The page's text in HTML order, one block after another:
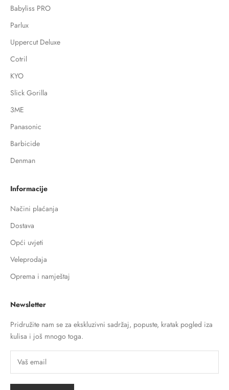
Babyliss PRO
Parlux
Uppercut Deluxe
Cotril
KYO
Slick Gorilla
3ME
Panasonic
Barbicide
Denman
Informacije
Načini plaćanja
Dostava
Opći uvjeti
Veleprodaja
Oprema i namještaj
Newsletter
Pridružite nam se za ekskluzivni sadržaj, popuste, kratak pogled iza
kulisa i još mnogo toga.